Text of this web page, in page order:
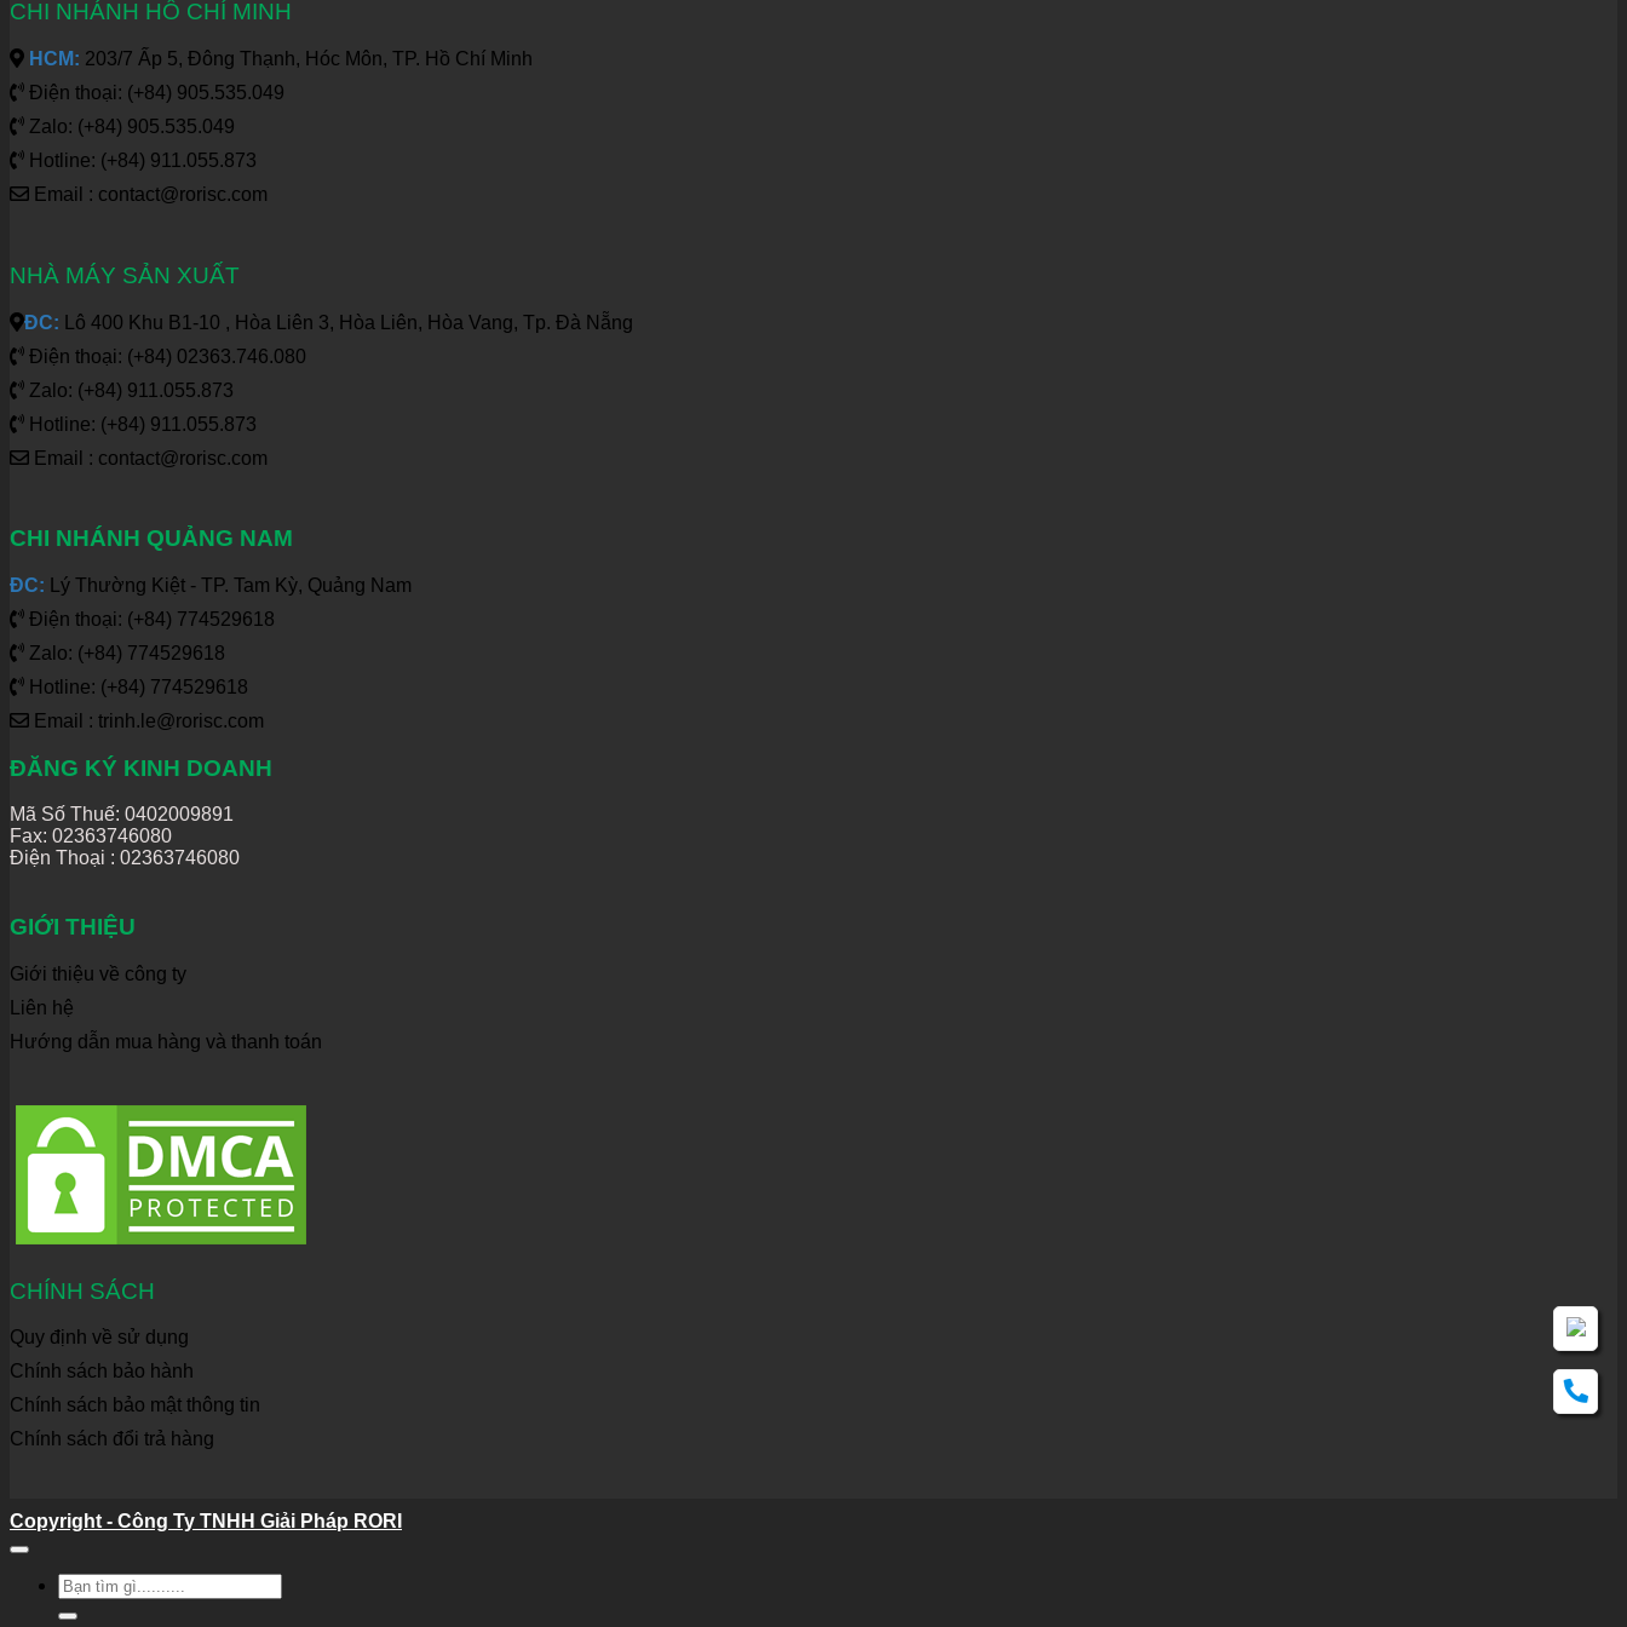
CHI NHÁNH HỒ CHÍ MINH
HCM: 203/7 Ấp 5, Đông Thạnh, Hóc Môn, TP. Hồ Chí Minh
Điện thoại: (+84) 905.535.049
Zalo: (+84) 905.535.049
Hotline: (+84) 911.055.873
Email : contact@rorisc.com
NHÀ MÁY SẢN XUẤT
ĐC: Lô 400 Khu B1-10 , Hòa Liên 3, Hòa Liên, Hòa Vang, Tp. Đà Nẵng
Điện thoại: (+84) 02363.746.080
Zalo: (+84) 911.055.873
Hotline: (+84) 911.055.873
Email : contact@rorisc.com
CHI NHÁNH QUẢNG NAM
ĐC: Lý Thường Kiệt - TP. Tam Kỳ, Quảng Nam
Điện thoại: (+84) 774529618
Zalo: (+84) 774529618
Hotline: (+84) 774529618
Email : trinh.le@rorisc.com
ĐĂNG KÝ KINH DOANH
Mã Số Thuế: 0402009891
Fax: 02363746080
Điện Thoại : 02363746080
GIỚI THIỆU
Giới thiệu về công ty
Liên hệ
Hướng dẫn mua hàng và thanh toán
CHÍNH SÁCH
Quy định về sử dụng
Chính sách bảo hành
Chính sách bảo mật thông tin
Chính sách đổi trả hàng
Copyright - Công Ty TNHH Giải Pháp RORI
Tìm
kiếm: